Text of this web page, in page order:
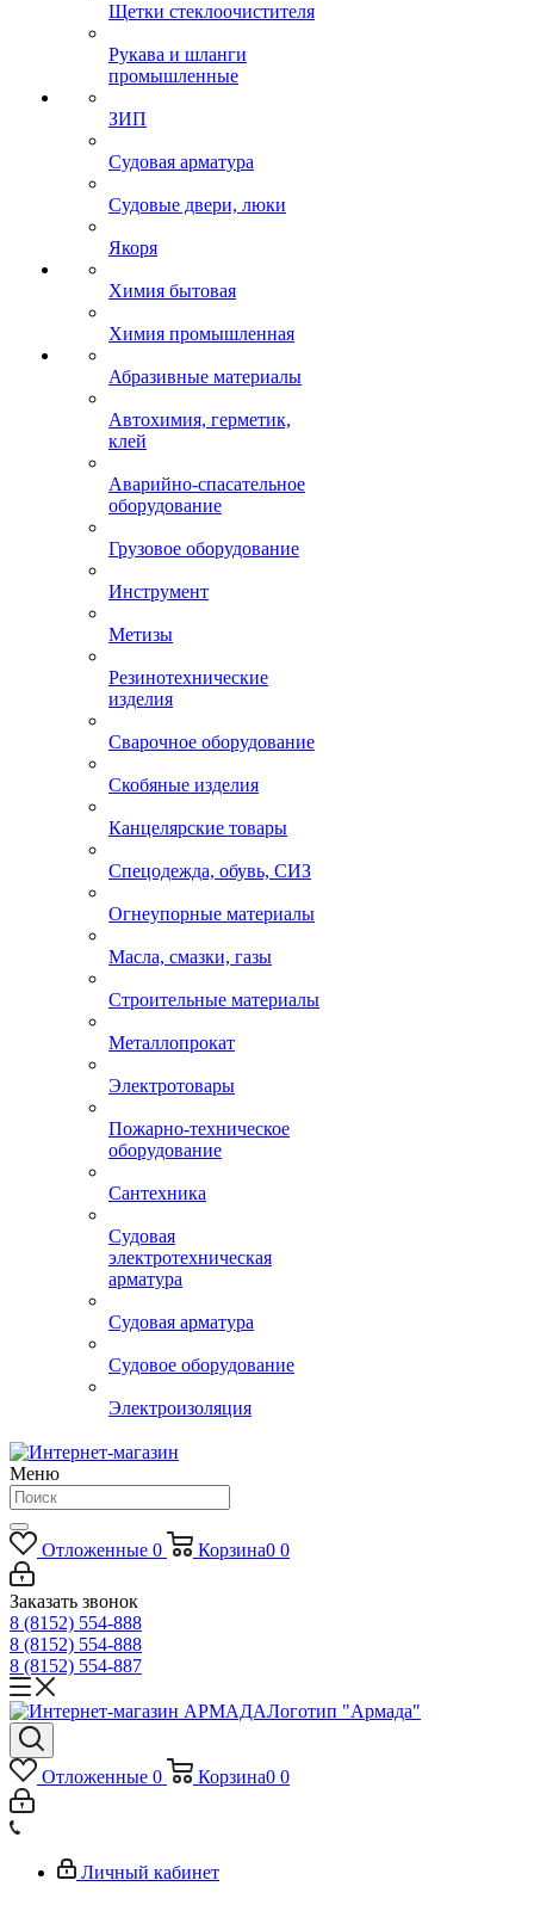
Щетки стеклоочистителя
Рукава и шланги
промышленные
ЗИП
Судовая арматура
Судовые двери, люки
Якоря
Химия бытовая
Химия промышленная
Абразивные материалы
Автохимия, герметик,
клей
Аварийно-спасательное
оборудование
Грузовое оборудование
Инструмент
Метизы
Резинотехнические
изделия
Сварочное оборудование
Скобяные изделия
Канцелярские товары
Спецодежда, обувь, СИЗ
Огнеупорные материалы
Масла, смазки, газы
Строительные материалы
Металлопрокат
Электротовары
Пожарно-техническое
оборудование
Сантехника
Судовая
электротехническая
арматура
Судовая арматура
Судовое оборудование
Электроизоляция
Меню
Отложенные 0 Корзина0 0
Заказать звонок
8 (8152) 554-888
8 (8152) 554-888
8 (8152) 554-887
Логотип "Армада"
Отложенные 0 Корзина0 0
Личный кабинет